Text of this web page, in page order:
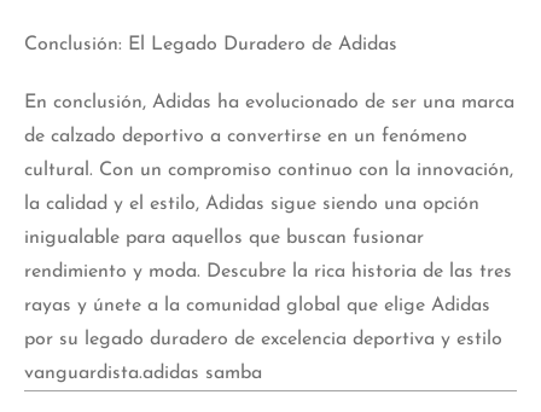
Conclusión: El Legado Duradero de Adidas
En conclusión, Adidas ha evolucionado de ser una marca
de calzado deportivo a convertirse en un fenómeno
cultural. Con un compromiso continuo con la innovación,
la calidad y el estilo, Adidas sigue siendo una opción
inigualable para aquellos que buscan fusionar
rendimiento y moda. Descubre la rica historia de las tres
rayas y únete a la comunidad global que elige Adidas
por su legado duradero de excelencia deportiva y estilo
vanguardista.adidas samba